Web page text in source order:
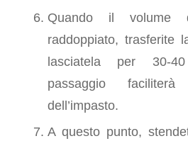
Quando il volume
raddoppiato, trasferite
lasciatela per 30-
passaggio
dell’impasto.
A questo punto,